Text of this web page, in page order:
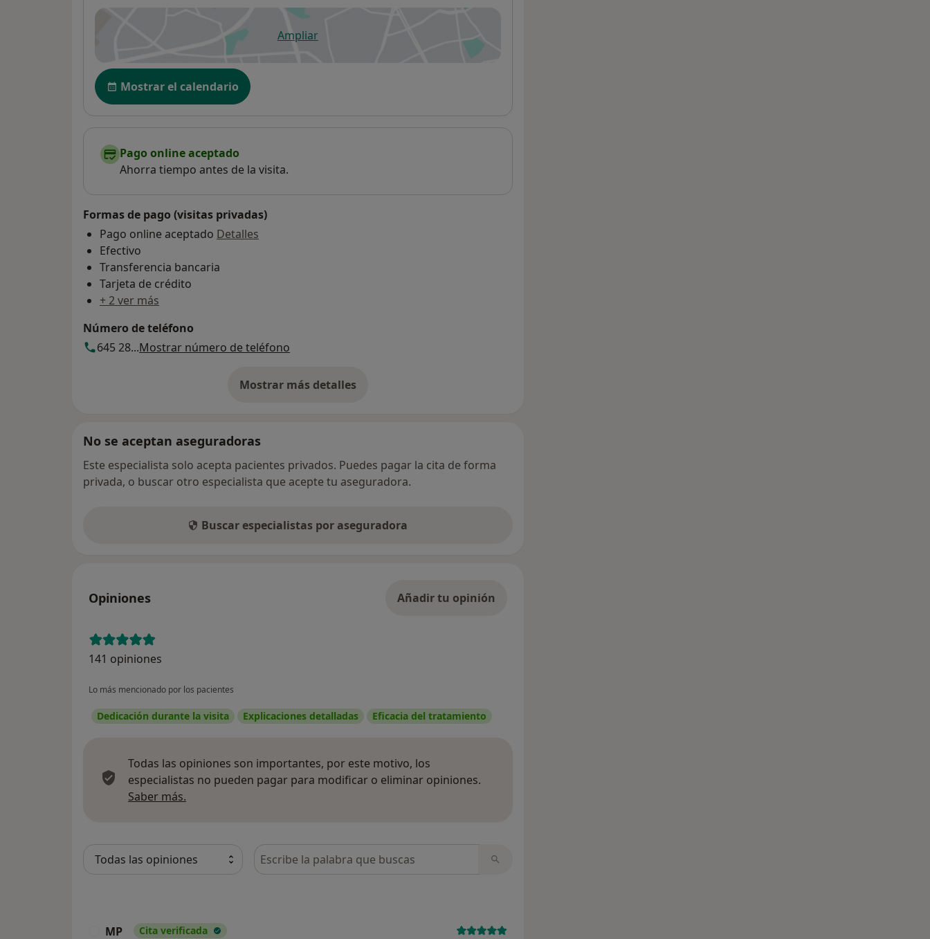
Ampliarse abre en una nueva pestaña
Disponibilidad
Mostrar el calendario
Pago online aceptado
Ahorra tiempo antes de la visita.
Formas de pago (visitas privadas)
Pago online aceptado Detalles
Efectivo
Transferencia bancaria
Tarjeta de crédito
+ 2 ver más
Número de teléfono
645 28...Mostrar número de teléfono
Mostrar más detalles
sobre la dirección
No se aceptan aseguradoras
Este especialista solo acepta pacientes privados. Puedes pagar la cita de forma
privada, o buscar otro especialista que acepte tu aseguradora.
Buscar especialistas por aseguradora
Opiniones Añadir tu opinión
141 opiniones
Lo más mencionado por los pacientes
Dedicación durante la visita Explicaciones detalladas Eficacia del tratamiento
Todas las opiniones son importantes, por este motivo, los
especialistas no pueden pagar para modificar o eliminar opiniones.
Saber más.
Busca en opiniones
MP Cita verificada